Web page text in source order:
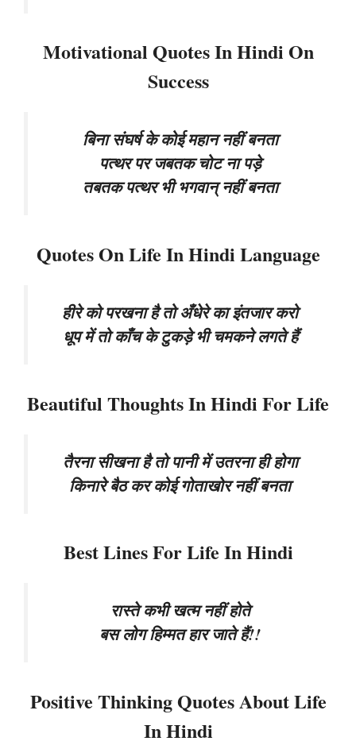
Motivational Quotes In Hindi On
Success
बिना संघर्ष के कोई महान नहीं बनता
पत्थर पर जबतक चोट ना पड़े
तबतक पत्थर भी भगवान् नहीं बनता
Quotes On Life In Hindi Language
हीरे को परखना है तो अँधेरे का इंतजार करो
धूप में तो काँच के टुकड़े भी चमकने लगते हैं
Beautiful Thoughts In Hindi For Life
तैरना सीखना है तो पानी में उतरना ही होगा
किनारे बैठ कर कोई गोताखोर नहीं बनता
Best Lines For Life In Hindi
रास्ते कभी खत्म नहीं होते
बस लोग हिम्मत हार जाते हैं!!
Positive Thinking Quotes About Life
In Hindi